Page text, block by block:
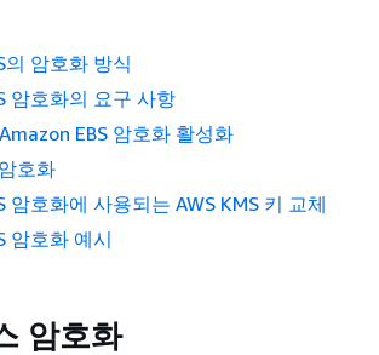
의 암호화 방식
암호화의 요구 사항
EBS 암호화 활성화
호화
암호화에 사용되는 AWS KMS 키 교체
암호화 예시
암호화